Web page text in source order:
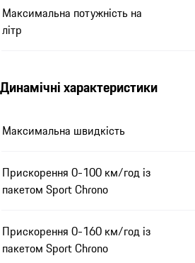
Максимальна потужність на
літр
Динамічні характеристики
Максимальна швидкість
Прискорення 0-100 км/год із
пакетом Sport Chrono
Прискорення 0-160 км/год із
пакетом Sport Chrono